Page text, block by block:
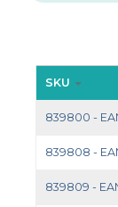
SKU
839800 -
839808 -
839809 -